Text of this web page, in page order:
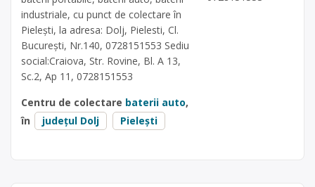
industriale, cu punct de colectare în
Pielești, la adresa: Dolj, Pielesti, Cl.
București, Nr.140, 0728151553 Sediu
social:Craiova, Str. Rovine, Bl. A 13,
Sc.2, Ap 11, 0728151553
Centru de colectare baterii auto,
în
județul Dolj Pielești